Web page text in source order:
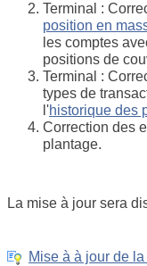
Terminal :
position en
les comptes
positions de
Terminal :
types de
l'historique des
Correction des
plantage.
La mise à jour sera
Mise à à jour de